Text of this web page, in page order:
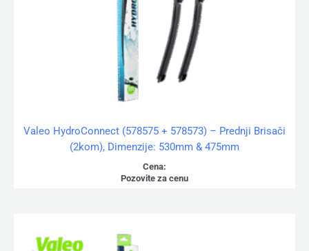
Valeo HydroConnect (578575 + 578573) – Prednji Brisači
(2kom), Dimenzije: 530mm & 475mm
Cena:
Pozovite za cenu